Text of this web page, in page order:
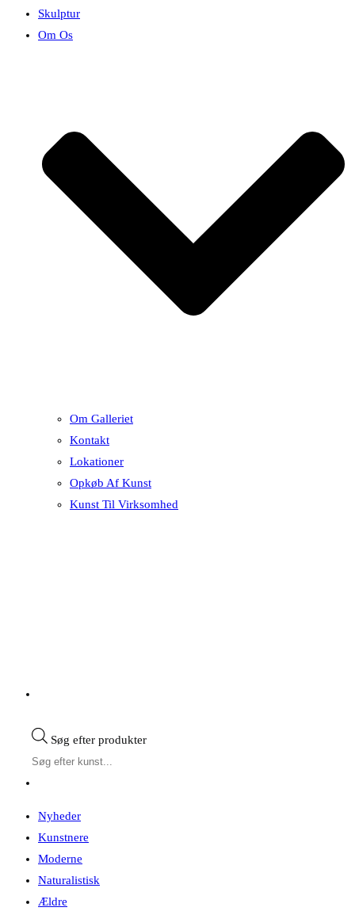
Skulptur
Om Os
Om Galleriet
Kontakt
Lokationer
Opkøb Af Kunst
Kunst Til Virksomhed
Søg efter produkter
Nyheder
Kunstnere
Moderne
Naturalistisk
Ældre